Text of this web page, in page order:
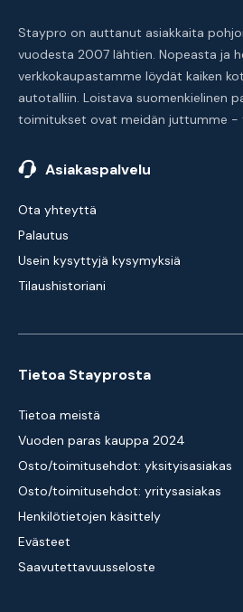
Staypro on auttanut asiakkaita
vuodesta 2007 lähtien. Nopeasta ja
verkkokaupastamme löydät kaiken
autotalliin. Loistava suomenkielinen
toimitukset ovat meidän juttumme -
Asiakaspalvelu
Ota yhteyttä
Palautus
Usein kysyttyjä kysymyksiä
Tilaushistoriani
Tietoa Stayprosta
Tietoa meistä
Vuoden paras kauppa 2024
Osto/toimitusehdot: yksityisasiakas
Osto/toimitusehdot: yritysasiakas
Henkilötietojen käsittely
Evästeet
Saavutettavuusseloste